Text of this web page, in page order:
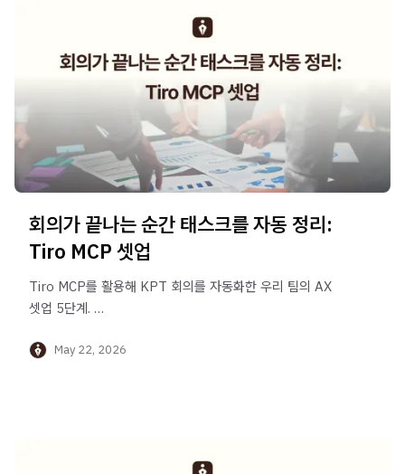
회의가 끝나는 순간 태스크를 자동 정리:
Tiro MCP 셋업
Tiro MCP를 활용해 KPT 회의를 자동화한 우리 팀의 AX
셋업 5단계.
비용을 제거한 방법.
May 22, 2026